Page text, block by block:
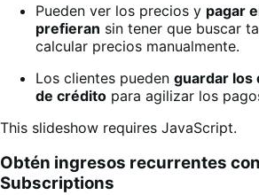
Pueden ver los precios y pagar
prefieran sin tener que buscar
calcular precios manualmente.
Los clientes pueden guardar los
de crédito para agilizar los
This slideshow requires JavaScript.
Obtén ingresos recurrentes
Subscriptions